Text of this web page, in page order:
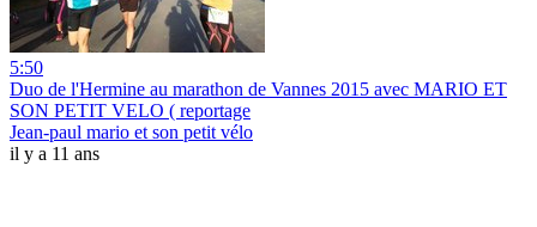
5:50
Duo de l'Hermine au marathon de Vannes 2015 avec MARIO ET
SON PETIT VELO ( reportage
Jean-paul mario et son petit vélo
il y a 11 ans